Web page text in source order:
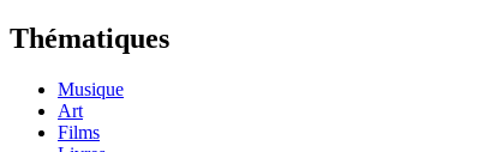
Thématiques
Musique
Art
Films